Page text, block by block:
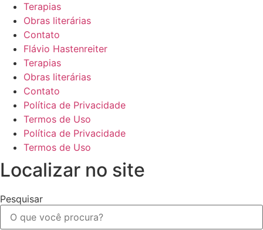
Terapias
Obras literárias
Contato
Flávio Hastenreiter
Terapias
Obras literárias
Contato
Política de Privacidade
Termos de Uso
Política de Privacidade
Termos de Uso
Localizar no site
Pesquisar